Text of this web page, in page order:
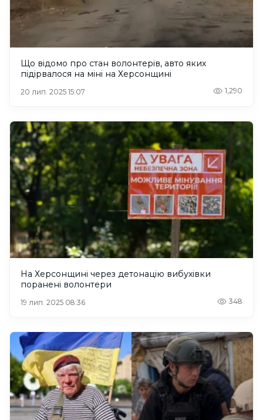
Що відомо про стан волонтерів, авто яких
підірвалося на міні на Херсонщині
20 лип. 2025 15:07 1,290
На Херсонщині через детонацію вибухівки
поранені волонтери
19 лип. 2025 08:36 348